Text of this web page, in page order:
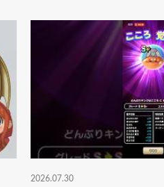
2026.07.30